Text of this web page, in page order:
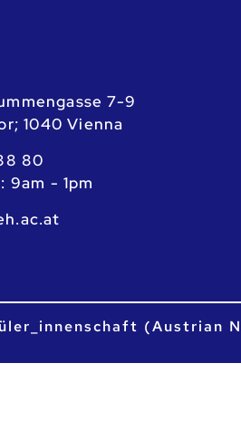
7-9
1040 Vienna
80
9am - 1pm
(Austrian